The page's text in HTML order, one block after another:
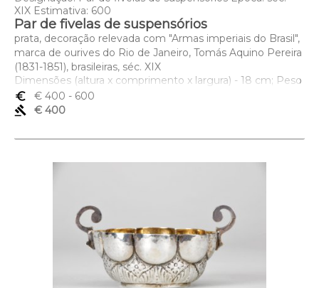
XIX Estimativa: 600
Par de fivelas de suspensórios
prata, decoração relevada com "Armas imperiais do Brasil",
marca de ourives do Rio de Janeiro, Tomás Aquino Pereira
(1831-1851), brasileiras, séc. XIX
Dimensões (altura x comprimento x largura) - 18 cm; Peso
- 90 grs.
euro_symbol € 400 - 600
gavel
€ 400